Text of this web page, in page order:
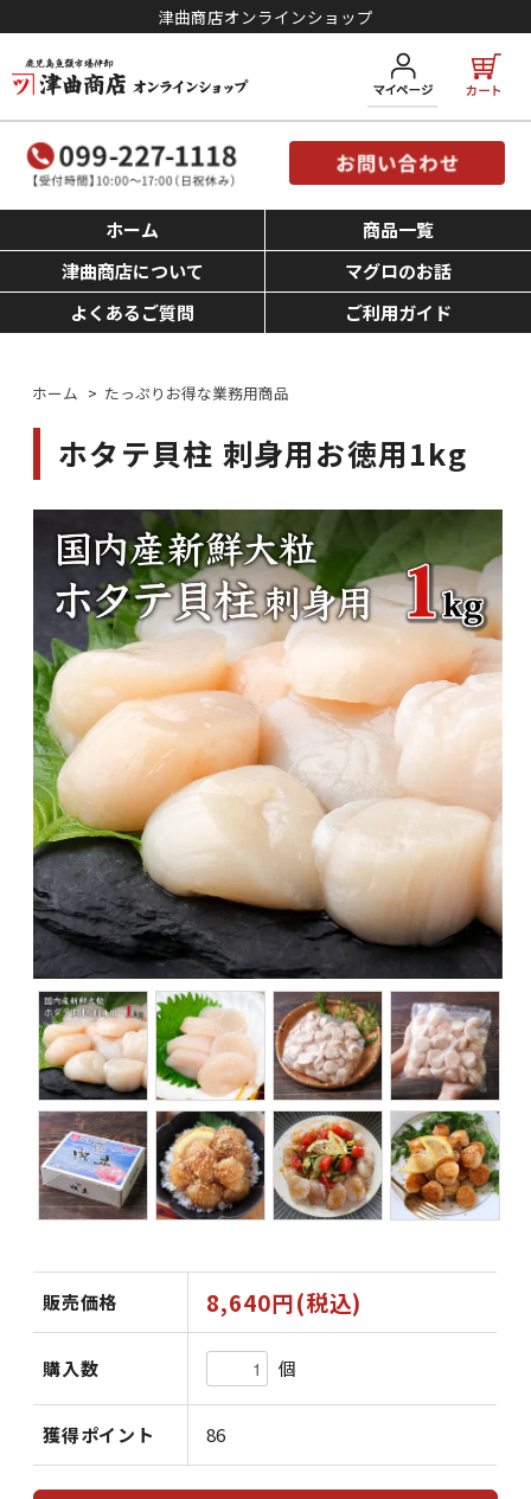
津曲商店オンラインショップ
ホーム
商品一覧
津曲商店について
マグロのお話
よくあるご質問
ご利用ガイド
ホーム > たっぷりお得な業務用商品
ホタテ貝柱 刺身用お徳用1kg
販売価格 8,640円(税込)
購入数 個
獲得ポイント 86